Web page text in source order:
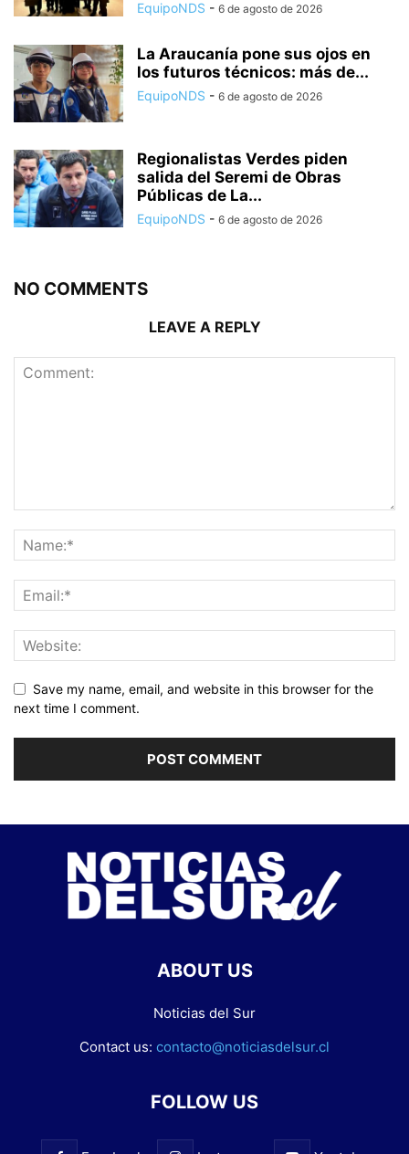
EquipoNDS - 6 de agosto de 2026
La Araucanía pone sus ojos en
los futuros técnicos: más de...
EquipoNDS - 6 de agosto de 2026
Regionalistas Verdes piden
salida del Seremi de Obras
Públicas de La...
EquipoNDS - 6 de agosto de 2026
NO COMMENTS
LEAVE A REPLY
Save my name, email, and website in this browser for the
next time I comment.
ABOUT US
Noticias del Sur
Contact us: contacto@noticiasdelsur.cl
FOLLOW US